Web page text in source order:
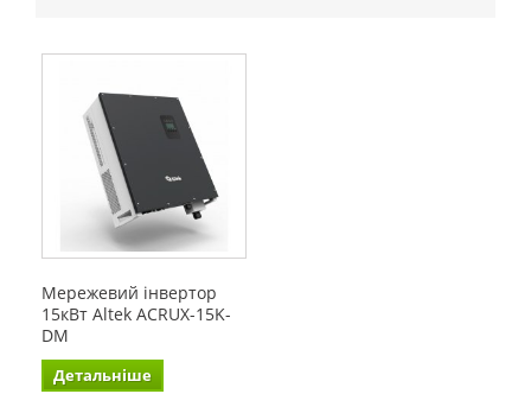
Мережевий інвертор
15кВт Altek ACRUX-15K-
DM
Детальніше